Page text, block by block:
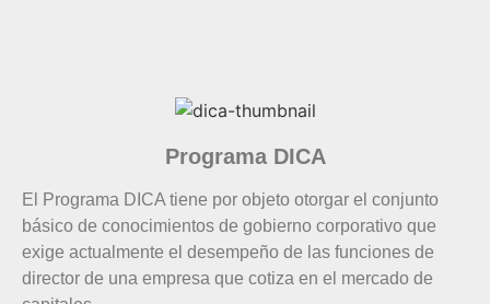
Programa DICA
El Programa DICA tiene por objeto otorgar el conjunto
básico de conocimientos de gobierno corporativo que
exige actualmente el desempeño de las funciones de
director de una empresa que cotiza en el mercado de